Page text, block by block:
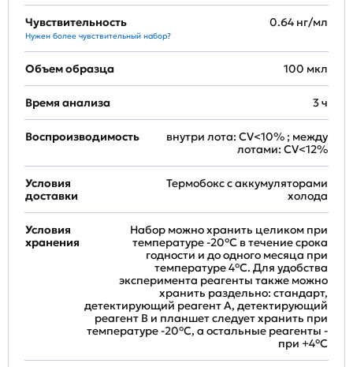
Чувствительность
Нужен более чувствительный набор?
0.64 нг/мл
Объем образца 100 мкл
Время анализа 3 ч
Воспроизводимость
внутри лота: CV<10% ; между
лотами: CV<12%
Условия
доставки
Термобокс с аккумуляторами
холода
Условия
хранения
Набор можно хранить целиком при
температуре -20°C в течение срока
годности и до одного месяца при
температуре 4°C. Для удобства
эксперимента реагенты также можно
хранить раздельно: стандарт,
детектирующий реагент A, детектирующий
реагент B и планшет следует хранить при
температуре -20°C, а остальные реагенты -
при +4°С